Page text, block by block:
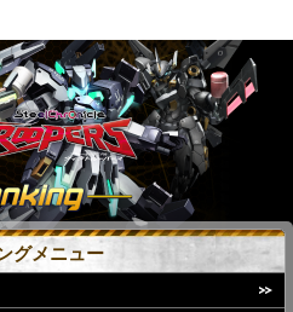
グメニュー